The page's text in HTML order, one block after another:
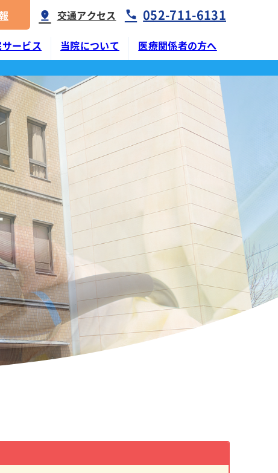
交通アクセス 052-711-6131
患者さんへのお願い
医師紹介
交通アクセス
フロアマップ
相談窓口のご案内
よくある質問
センター
内視鏡センター
内視鏡外科手術センター
下肢静脈瘤・リンパ浮腫・血管センター
東海腹部ヘルニアセンター
手外科センター
チーム
栄養サポートチーム
認知症ケアサポートチーム
緩和ケアチーム
摂食・嚥下チーム
骨粗鬆症リエゾンサービス（OLS）チー
よくある質問
交通アクセス
インターネット予約
ービス
テーションちよだ
護支援事業所ちよだ
当院について 医療関係者の方へ